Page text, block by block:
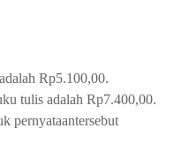
Rp5.100,00.
tulis adalah Rp7.400,00.
pernyataantersebut